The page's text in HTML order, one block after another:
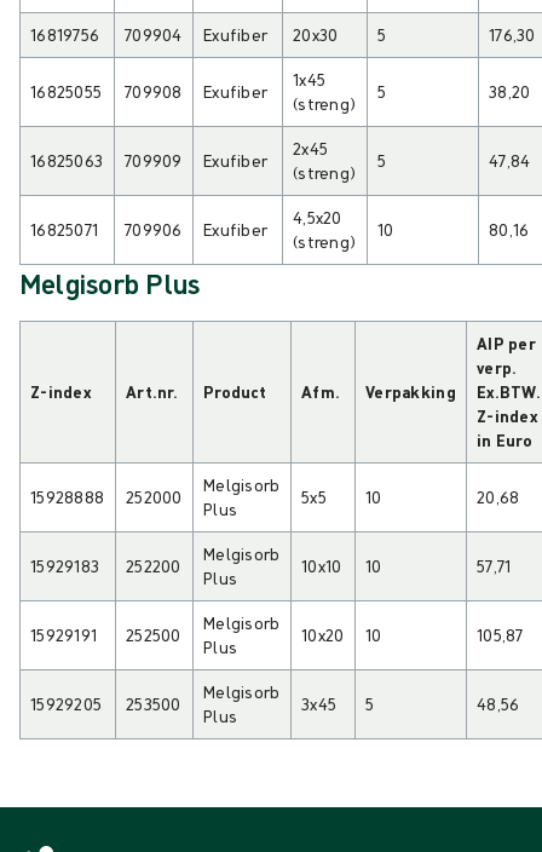
16819756 709904 Exufiber 20x30 5 176,30
16825055 709908 Exufiber
1x45
(streng)
5 38,20
16825063 709909 Exufiber
2x45
(streng)
5 47,84
16825071 709906 Exufiber
4,5x20
(streng)
10 80,16
Melgisorb Plus
Z-index Art.nr. Product Afm. Verpakking
AIP per
verp.
Ex.BTW.
Z-index
in Euro
15928888 252000
Melgisorb
Plus
5x5 10 20,68
15929183 252200
Melgisorb
Plus
10x10 10 57,71
15929191 252500
Melgisorb
Plus
10x20 10 105,87
15929205 253500
Melgisorb
Plus
3x45 5 48,56